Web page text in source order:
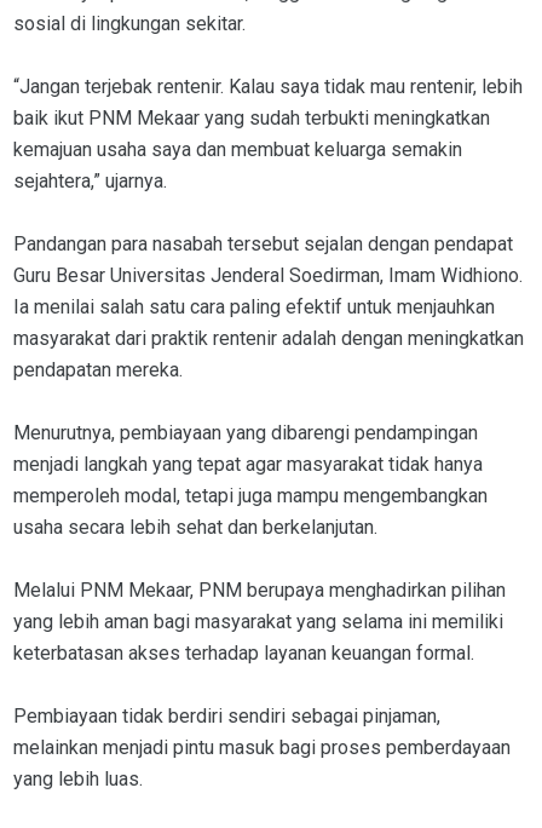
sosial di lingkungan sekitar.
“Jangan terjebak rentenir. Kalau saya tidak mau rentenir, lebih
baik ikut PNM Mekaar yang sudah terbukti meningkatkan
kemajuan usaha saya dan membuat keluarga semakin
sejahtera,” ujarnya.
Pandangan para nasabah tersebut sejalan dengan pendapat
Guru Besar Universitas Jenderal Soedirman, Imam Widhiono.
Ia menilai salah satu cara paling efektif untuk menjauhkan
masyarakat dari praktik rentenir adalah dengan meningkatkan
pendapatan mereka.
Menurutnya, pembiayaan yang dibarengi pendampingan
menjadi langkah yang tepat agar masyarakat tidak hanya
memperoleh modal, tetapi juga mampu mengembangkan
usaha secara lebih sehat dan berkelanjutan.
Melalui PNM Mekaar, PNM berupaya menghadirkan pilihan
yang lebih aman bagi masyarakat yang selama ini memiliki
keterbatasan akses terhadap layanan keuangan formal.
Pembiayaan tidak berdiri sendiri sebagai pinjaman,
melainkan menjadi pintu masuk bagi proses pemberdayaan
yang lebih luas.